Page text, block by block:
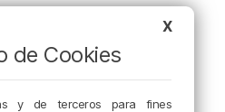
X
de Cookies
y de terceros para fines